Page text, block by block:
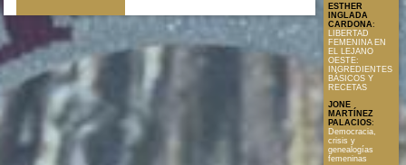
ESTHER
INGLADA
CARDONA:
LIBERTAD
FEMENINA EN
EL LEJANO
OESTE:
INGREDIENTES
BÁSICOS Y
RECETAS
JONE
MARTÍNEZ
PALACIOS:
Democracia,
crisis y
genealogías
femeninas